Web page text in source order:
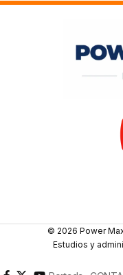
© 2026 Power
Estudios y